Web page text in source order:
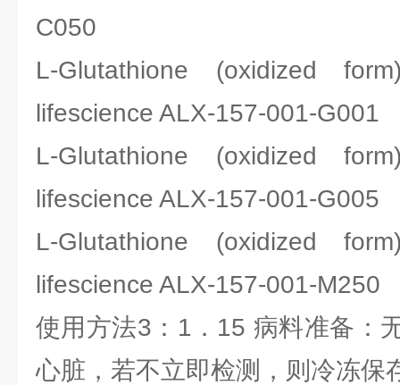
C050
L-Glutathione (oxidized
lifescience ALX-157-001-G001
L-Glutathione (oxidized
lifescience ALX-157-001-G005
L-Glutathione (oxidized
lifescience ALX-157-001-M250
使用方法3：1．15 病料准备：
心脏，若不立即检测，则冷冻保